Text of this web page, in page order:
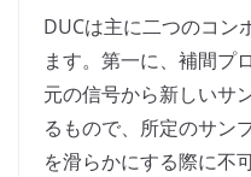
DUCは主に二つのコン
ます。第一に、補間プ
元の信号から新しいサ
るもので、所定のサン
を滑らかにする際に不